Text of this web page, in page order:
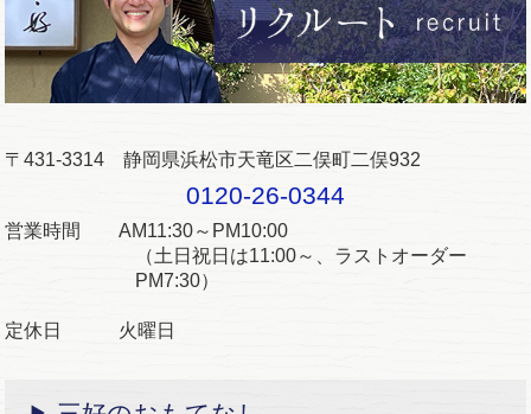
〒431-3314 静岡県浜松市天竜区二俣町二俣932
0120-26-0344
営業時間 AM11:30～PM10:00
（土日祝日は11:00～、ラストオーダー
PM7:30）
定休日 火曜日